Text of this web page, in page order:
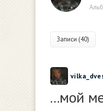
Записи (40)
...мой